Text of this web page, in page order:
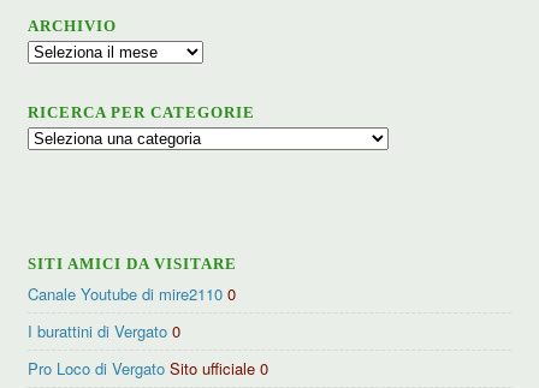
ARCHIVIO
Archivio
RICERCA PER CATEGORIE
Ricerca
SITI AMICI DA VISITARE
Canale Youtube di mire2110 0
I burattini di Vergato 0
Pro Loco di Vergato Sito ufficiale 0